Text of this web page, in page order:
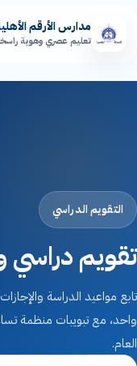
مدارس الأرقم
تعليم عصري وهوية
المراحل التعليمية
التقويم الدراسي
تقويم
تابع مواعيد الدراسة
واحد، مع تبويبات منظمة
العام.